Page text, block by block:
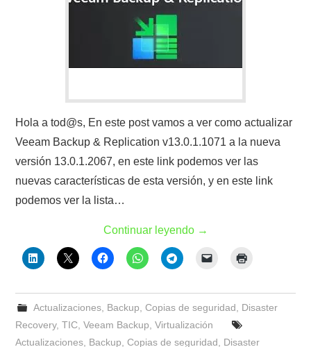
Hola a tod@s, En este post vamos a ver como actualizar
Veeam Backup & Replication v13.0.1.1071 a la nueva
versión 13.0.1.2067, en este link podemos ver las
nuevas características de esta versión, y en este link
podemos ver la lista…
Continuar leyendo →
Actualizaciones, Backup Copias de seguridad
Disaster
Recovery,TIC ,Veeam Backup ,Virtualización
Actualizaciones Backup ,Copias de seguridad Disaster